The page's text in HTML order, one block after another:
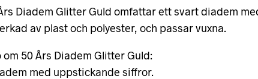
Diadem Glitter Guld omfattar ett svart diadem
av plast och polyester, och passar vuxna.
om 50 Års Diadem Glitter Guld:
med uppstickande siffror.